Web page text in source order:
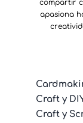
compartir
apasiona
Craft y
Craft y